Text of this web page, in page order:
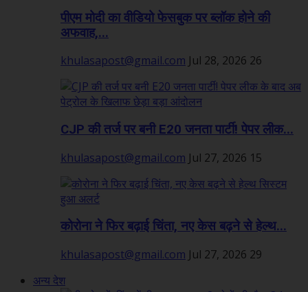
पीएम मोदी का वीडियो फेसबुक पर ब्लॉक होने की
अफवाह,...
khulasapost@gmail.com Jul 28, 2026 26
CJP की तर्ज पर बनी E20 जनता पार्टी! पेपर लीक...
khulasapost@gmail.com Jul 27, 2026 15
कोरोना ने फिर बढ़ाई चिंता, नए केस बढ़ने से हेल्थ...
khulasapost@gmail.com Jul 27, 2026 29
अन्य देश